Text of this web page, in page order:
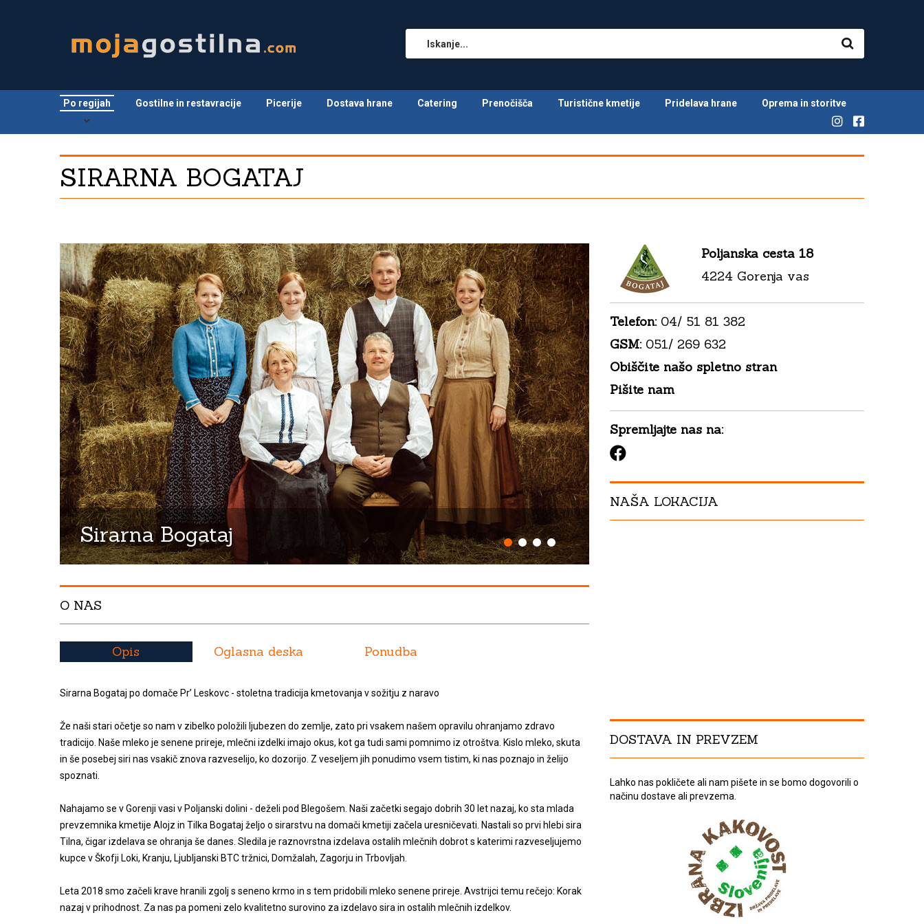
Po regijah Gostilne in restavracije Picerije Dostava hrane Catering Prenočišča Turistične kmetije Pridelava hrane Oprema in storitve
SIRARNA BOGATAJ
Sirarna Bogataj
O NAS
Opis Oglasna deska Ponudba
Sirarna Bogataj po domače Pr’ Leskovc - stoletna tradicija kmetovanja v sožitju z naravo
Že naši stari očetje so nam v zibelko položili ljubezen do zemlje, zato pri vsakem našem opravilu ohranjamo zdravo
tradicijo. Naše mleko je senene prireje, mlečni izdelki imajo okus, kot ga tudi sami pomnimo iz otroštva. Kislo mleko, skuta
in še posebej siri nas vsakič znova razveselijo, ko dozorijo. Z veseljem jih ponudimo vsem tistim, ki nas poznajo in želijo
spoznati.
Nahajamo se v Gorenji vasi v Poljanski dolini - deželi pod Blegošem. Naši začetki segajo dobrih 30 let nazaj, ko sta mlada
prevzemnika kmetije Alojz in Tilka Bogataj željo o sirarstvu na domači kmetiji začela uresničevati. Nastali so prvi hlebi sira
Tilna, čigar izdelava se ohranja še danes. Sledila je raznovrstna izdelava ostalih mlečnih dobrot s katerimi razveseljujemo
kupce v Škofji Loki, Kranju, Ljubljanski BTC tržnici, Domžalah, Zagorju in Trbovljah.
Leta 2018 smo začeli krave hranili zgolj s seneno krmo in s tem pridobili mleko senene prireje. Avstrijci temu rečejo: Korak
nazaj v prihodnost. Za nas pa pomeni zelo kvalitetno surovino za izdelavo sira in ostalih mlečnih izdelkov.
Poljanska cesta 18
4224 Gorenja vas
Telefon:04/ 51 81 382
GSM:051/ 269 632
Obiščite našo spletno stran
Pišite nam
Spremljajte nas na:
Facebook
NAŠA LOKACIJA
DOSTAVA IN PREVZEM
Lahko nas pokličete ali nam pišete in se bomo dogovorili o
načinu dostave ali prevzema.